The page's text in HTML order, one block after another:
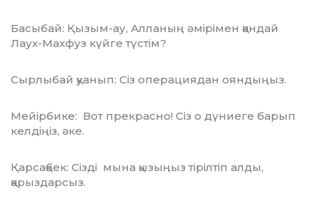
Басыбай: Қызым-ау, Алланың әмірімен қандай
Лаух-Махфуз күйге түстім?
Сырлыбай қуанып: Сіз операциядан ояндыңыз.
Мейірбике: Вот прекрасно! Сіз о дүние­ге барып
келдіңіз, әке.
Қарсақбек: Сізді мына қызыңыз тіріл­тіп алды,
қарыздарсыз.